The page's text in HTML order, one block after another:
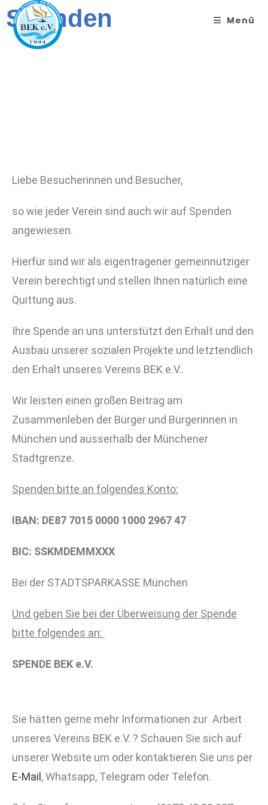
Menü
Spenden
Liebe Besucherinnen und Besucher,
so wie jeder Verein sind auch wir auf Spenden
angewiesen.
Hierfür sind wir als eigentragener gemeinnütziger
Verein berechtigt und stellen Ihnen natürlich eine
Quittung aus.
Ihre Spende an uns unterstützt den Erhalt und den
Ausbau unserer sozialen Projekte und letztendlich
den Erhalt unseres Vereins BEK e.V..
Wir leisten einen großen Beitrag am
Zusammenleben der Bürger und Bürgerinnen in
München und ausserhalb der Münchener
Stadtgrenze.
Spenden bitte an folgendes Konto:
IBAN: DE87 7015 0000 1000 2967 47
BIC: SSKMDEMMXXX
Bei der STADTSPARKASSE München
Und geben Sie bei der Überweisung der Spende
bitte folgendes an:
SPENDE BEK e.V.
Sie hätten gerne mehr Informationen zur Arbeit
unseres Vereins BEK e.V. ? Schauen Sie sich auf
unserer Website um oder kontaktieren Sie uns per
E-Mail , Whatsapp, Telegram oder Telefon.